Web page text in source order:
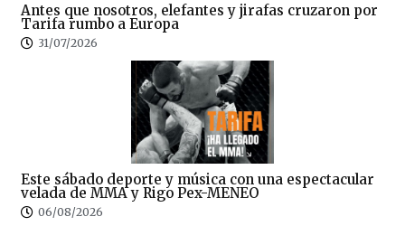
Antes que nosotros, elefantes y jirafas cruzaron por
Tarifa rumbo a Europa
31/07/2026
Este sábado deporte y música con una espectacular
velada de MMA y Rigo Pex-MENEO
06/08/2026